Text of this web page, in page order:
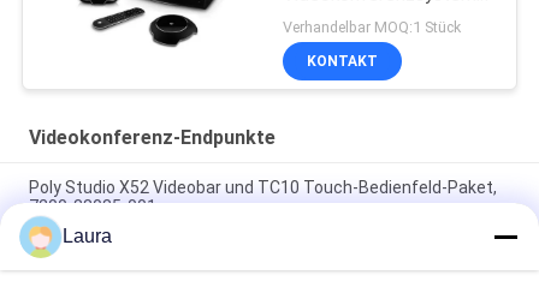
TE50 1080P60 00
Verhandelbar MOQ:1 Stück
KONTAKT
Videokonferenz-Endpunkte
Poly Studio X52 Videobar und TC10 Touch-Bedienfeld-Paket,
7200-88085-001
Poly G7500 mit Studio E70 und TC10 Controller-Kit
92L53AA#ABA
Laura